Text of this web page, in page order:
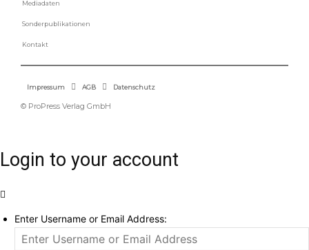
Mediadaten
Sonderpublikationen
Kontakt
Impressum AGB Datenschutz
© ProPress Verlag GmbH
Login to your account
Enter Username or Email Address: